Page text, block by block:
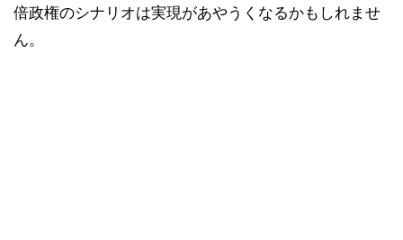
倍政権のシナリオは実現があやうくなるかもしれませ
ん。